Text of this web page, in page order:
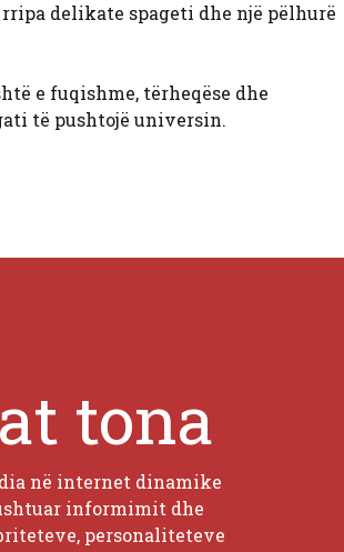
delikate spageti dhe një pëlhurë
e fuqishme, tërheqëse dhe
të pushtojë universin.
tona
në internet dinamike
informimit dhe
personaliteteve